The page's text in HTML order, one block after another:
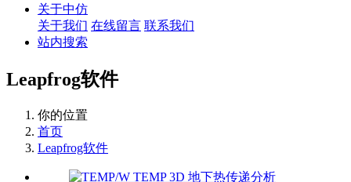
关于中仿
关于我们 在线留言 联系我们
站内搜索
Leapfrog软件
你的位置
首页
Leapfrog软件